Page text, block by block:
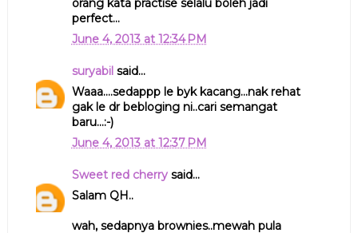
orang kata practise selalu boleh jadi
perfect...
June 4, 2013 at 12:34 PM
suryabilsaid...
Waaa....sedappp le byk kacang...nak rehat
gak le dr bebloging ni..cari semangat
baru...:-)
June 4, 2013 at 12:37 PM
Sweet red cherrysaid...
Salam QH..
wah, sedapnya brownies..mewah pula